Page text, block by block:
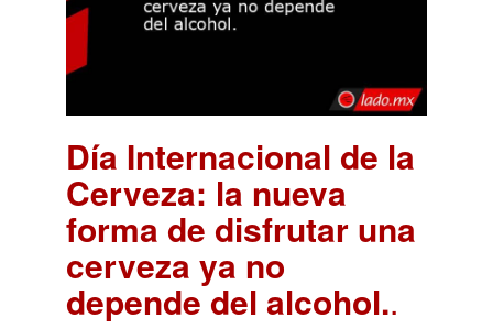
Día Internacional de la
Cerveza: la nueva
forma de disfrutar una
cerveza ya no
depende del alcohol..